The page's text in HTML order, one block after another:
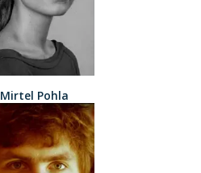
Mirtel Pohla